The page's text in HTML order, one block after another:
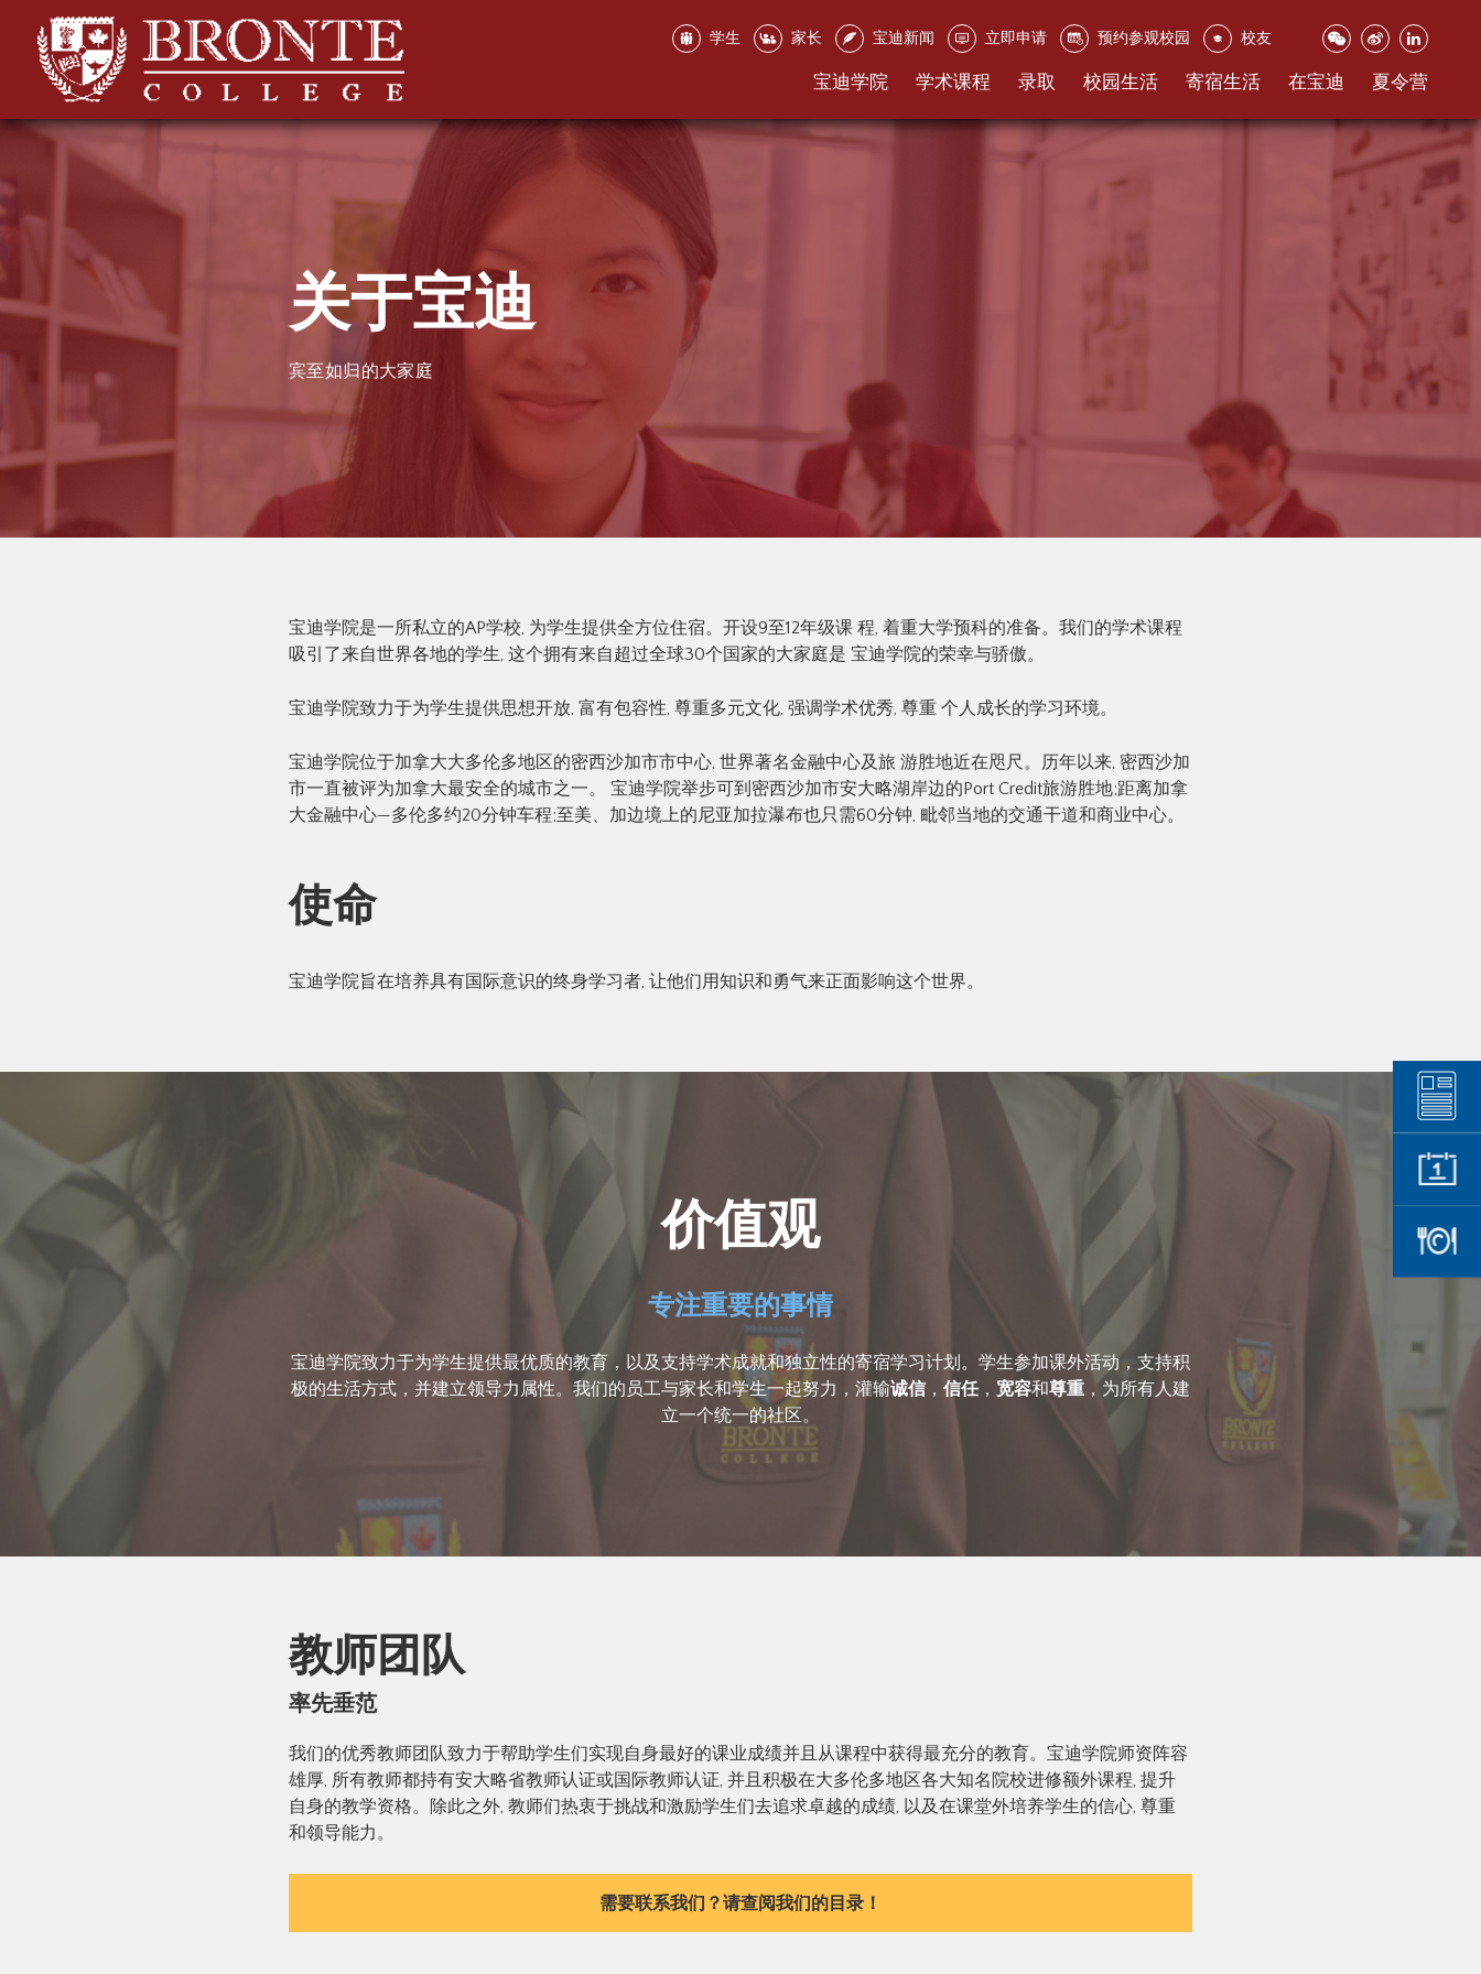
学生 家长 宝迪新闻 立即申请 预约参观校园 校友
宝迪学院 学术课程 录取 校园生活 寄宿生活 在宝迪 夏令营
关于宝迪
宾至如归的大家庭
宝迪学院是一所私立的AP学校, 为学生提供全方位住宿。开设9至12年级课 程, 着重大学预科的准备。我们的学术课程
吸引了来自世界各地的学生, 这个拥有来自超过全球30个国家的大家庭是 宝迪学院的荣幸与骄傲。
宝迪学院致力于为学生提供思想开放, 富有包容性, 尊重多元文化, 强调学术优秀, 尊重 个人成长的学习环境。
宝迪学院位于加拿大大多伦多地区的密西沙加市市中心, 世界著名金融中心及旅 游胜地近在咫尺。历年以来, 密西沙加
市一直被评为加拿大最安全的城市之一。 宝迪学院举步可到密西沙加市安大略湖岸边的Port Credit旅游胜地;距离加拿
大金融中心—多伦多约20分钟车程;至美、加边境上的尼亚加拉瀑布也只需60分钟, 毗邻当地的交通干道和商业中心。
使命
宝迪学院旨在培养具有国际意识的终身学习者, 让他们用知识和勇气来正面影响这个世界。
价值观
专注重要的事情
宝迪学院致力于为学生提供最优质的教育，以及支持学术成就和独立性的寄宿学习计划。学生参加课外活动，支持积
极的生活方式，并建立领导力属性。我们的员工与家长和学生一起努力，灌输诚信 ， 信任， 宽容和尊重 ，为所有人建
立一个统一的社区。
教师团队
率先垂范
我们的优秀教师团队致力于帮助学生们实现自身最好的课业成绩并且从课程中获得最充分的教育。宝迪学院师资阵容
雄厚, 所有教师都持有安大略省教师认证或国际教师认证, 并且积极在大多伦多地区各大知名院校进修额外课程, 提升
自身的教学资格。除此之外, 教师们热衷于挑战和激励学生们去追求卓越的成绩, 以及在课堂外培养学生的信心, 尊重
和领导能力。
需要联系我们？请查阅我们的目录！